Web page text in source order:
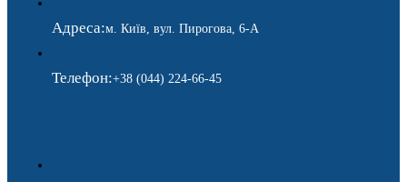
Адреса:м. Київ, вул. Пирогова, 6-А
Телефон:+38 (044) 224-66-45